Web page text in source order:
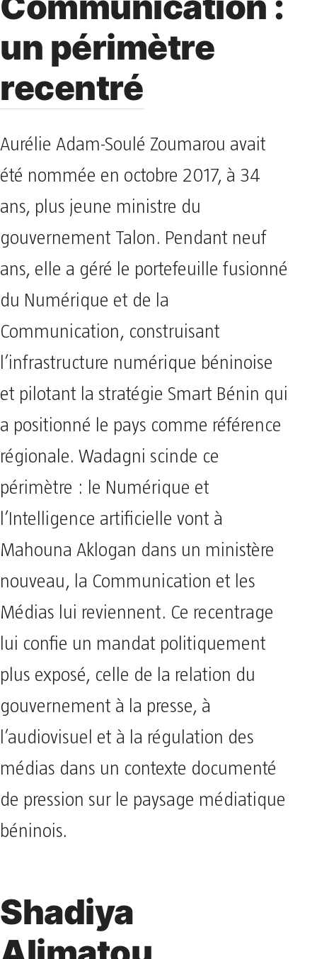
un périmètre
recentré
Aurélie Adam-Soulé Zoumarou avait
été nommée en octobre 2017, à 34
ans, plus jeune ministre du
gouvernement Talon. Pendant neuf
ans, elle a géré le portefeuille fusionné
du Numérique et de la
Communication, construisant
l’infrastructure numérique béninoise
et pilotant la stratégie Smart Bénin qui
a positionné le pays comme référence
régionale. Wadagni scinde ce
périmètre : le Numérique et
l’Intelligence artificielle vont à
Mahouna Aklogan dans un ministère
nouveau, la Communication et les
Médias lui reviennent. Ce recentrage
lui confie un mandat politiquement
plus exposé, celle de la relation du
gouvernement à la presse, à
l’audiovisuel et à la régulation des
médias dans un contexte documenté
de pression sur le paysage médiatique
béninois.
Shadiya